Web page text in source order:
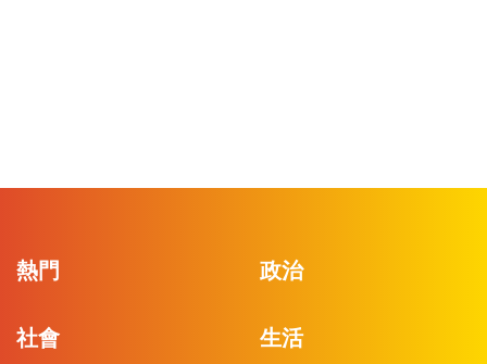
熱門 政治
社會 生活